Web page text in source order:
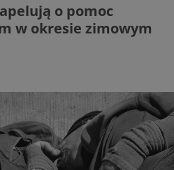
o pomoc
w okresie zimowym